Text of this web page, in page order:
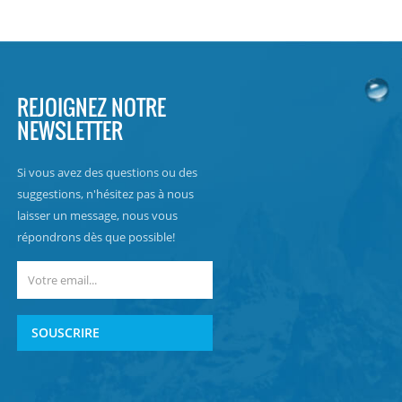
REJOIGNEZ NOTRE
NEWSLETTER
Si vous avez des questions ou des
suggestions, n'hésitez pas à nous
laisser un message, nous vous
répondrons dès que possible!
SOUSCRIRE